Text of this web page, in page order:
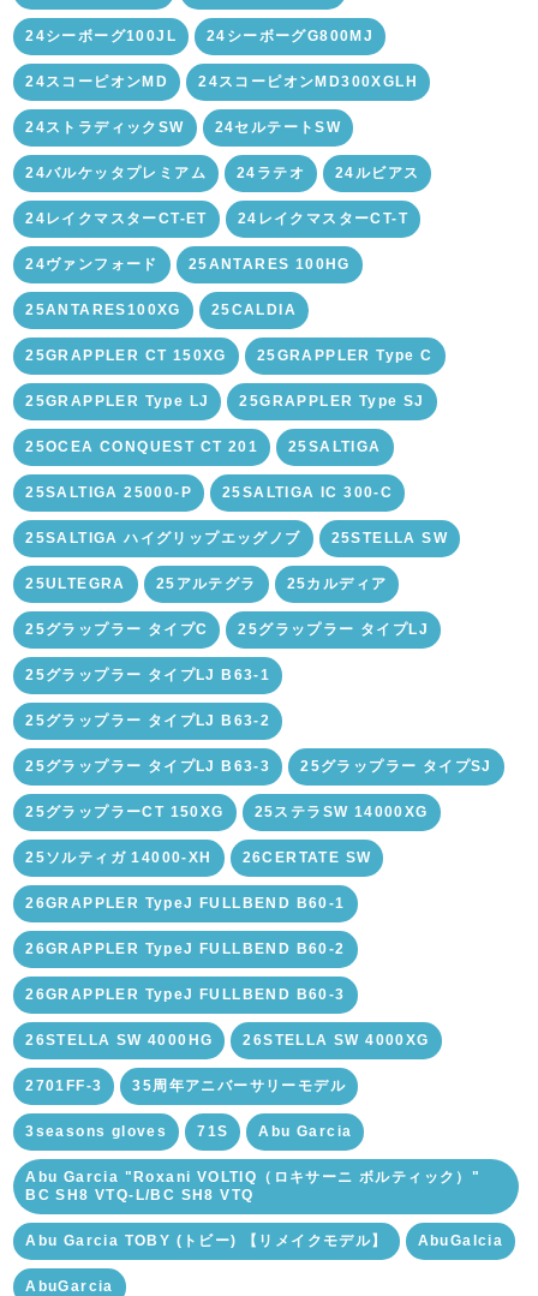
24シーボーグ100JL 24シーボーグG800MJ
24スコーピオンMD 24スコーピオンMD300XGLH
24ストラディックSW 24セルテートSW
24バルケッタプレミアム 24ラテオ 24ルビアス
24レイクマスターCT-ET 24レイクマスターCT-T
24ヴァンフォード 25ANTARES 100HG
25ANTARES100XG 25CALDIA
25GRAPPLER CT 150XG 25GRAPPLER Type C
25GRAPPLER Type LJ 25GRAPPLER Type SJ
25OCEA CONQUEST CT 201 25SALTIGA
25SALTIGA 25000-P 25SALTIGA IC 300-C
25SALTIGA ハイグリップエッグノブ 25STELLA SW
25ULTEGRA 25アルテグラ 25カルディア
25グラップラー タイプC 25グラップラー タイプLJ
25グラップラー タイプLJ B63-1
25グラップラー タイプLJ B63-2
25グラップラー タイプLJ B63-3 25グラップラー タイプSJ
25グラップラーCT 150XG 25ステラSW 14000XG
25ソルティガ 14000-XH 26CERTATE SW
26GRAPPLER TypeJ FULLBEND B60-1
26GRAPPLER TypeJ FULLBEND B60-2
26GRAPPLER TypeJ FULLBEND B60-3
26STELLA SW 4000HG 26STELLA SW 4000XG
2701FF-3 35周年アニバーサリーモデル
3seasons gloves 71S Abu Garcia
Abu Garcia "Roxani VOLTIQ（ロキサーニ ボルティック）"
BC SH8 VTQ-L/BC SH8 VTQ
Abu Garcia TOBY (トビー) 【リメイクモデル】 AbuGalcia
AbuGarcia